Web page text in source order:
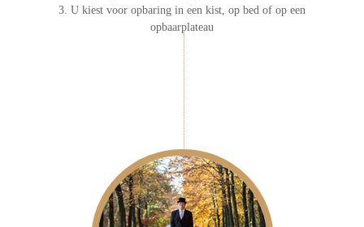
3. U kiest voor opbaring in een kist, op bed of op een
opbaarplateau